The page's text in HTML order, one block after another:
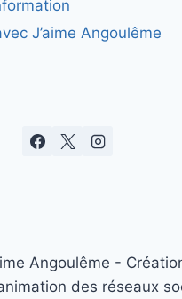
J’aime Angoulême
Angoulême -
des réseaux